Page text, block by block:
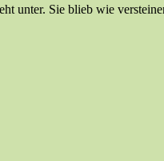
unter. Sie blieb wie